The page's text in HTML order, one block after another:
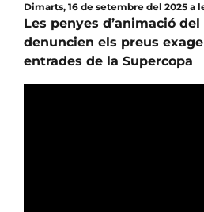
Dimarts, 16 de setembre del 2025 a
Les penyes d’animació
denuncien els preus
entrades de la Supercopa